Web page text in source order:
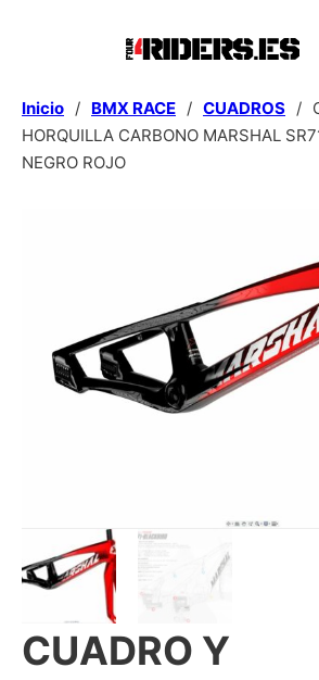
Inicio / BMX RACE / CUADROS /
HORQUILLA CARBONO MARSHAL
NEGRO ROJO
CUADRO Y